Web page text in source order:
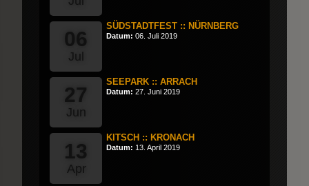
06
Jul
SÜDSTADTFEST :: NÜRNBERG
Datum: 06. Juli 2019
27
Jun
SEEPARK :: ARRACH
Datum: 27. Juni 2019
13
Apr
KITSCH :: KRONACH
Datum: 13. April 2019